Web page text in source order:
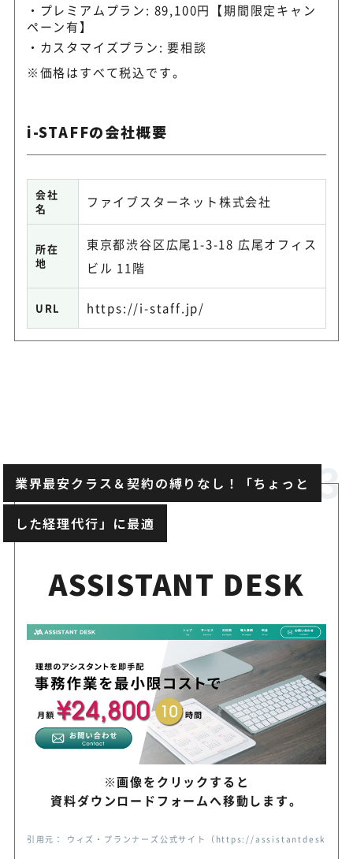
プレミアムプラン: 89,100円【期間限定キャン
ペーン有】
カスタマイズプラン: 要相談
※価格はすべて税込です。
i-STAFFの会社概要
会社
名
ファイブスターネット株式会社
所在
地
東京都渋谷区広尾1-3-18 広尾オフィス
ビル 11階
URL https://i-staff.jp/
業界最安クラス＆契約の縛りなし！「ちょっと
した経理代行」に最適
ASSISTANT DESK
※画像をクリックすると
資料ダウンロードフォームへ移動します。
引用元： ウィズ・プランナーズ公式サイト（https://assistantdesk.jp）